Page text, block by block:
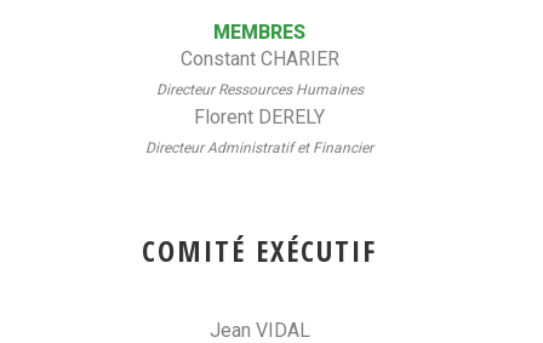
MEMBRES
Constant CHARIER
Directeur Ressources Humaines
Florent DERELY
Directeur Administratif et Financier
COMITÉ EXÉCUTIF
Jean VIDAL